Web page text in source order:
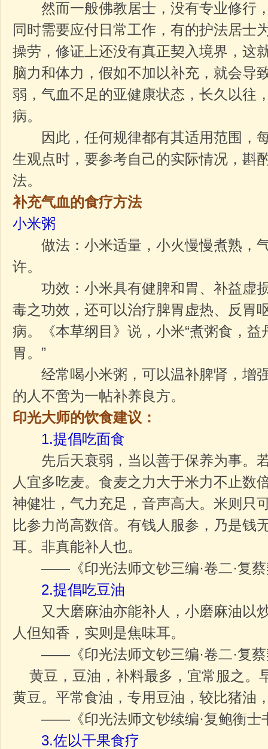
然而一般佛教居士，没有专业修行
同时需要应付日常工作，有的护法居士
操劳，修证上还没有真正契入境界，这
脑力和体力，假如不加以补充，就会导
弱，气血不足的亚健康状态，长久以往
病。
因此，任何规律都有其适用范围，
生观点时，要参考自己的实际情况，斟
法。
补充气血的食疗方法
小米粥
做法：小米适量，小火慢慢煮熟，
许。
功效：小米具有健脾和胃、补益虚
毒之功效，还可以治疗脾胃虚热、反胃
病。《本草纲目》说，小米“煮粥食，
胃。”
经常喝小米粥，可以温补脾肾，增
的人不啻为一帖补养良方。
印光大师的饮食建议：
1.提倡吃面食
先后天衰弱，当以善于保养为事。
人宜多吃麦。食麦之力大于米力不止数
神健壮，气力充足，音声高大。米则只
比参力尚高数倍。有钱人服参，乃是钱
耳。非真能补人也。
——《印光法师文钞三编·卷二·复蔡
2.提倡吃豆油
又大磨麻油亦能补人，小磨麻油以
人但知香，实则是焦味耳。
——《印光法师文钞三编·卷二·复蔡
黄豆，豆油，补料最多，宜常服之。
黄豆。平常食油，专用豆油，较比猪油
——《印光法师文钞续编·复鲍衡士
3.佐以干果食疗